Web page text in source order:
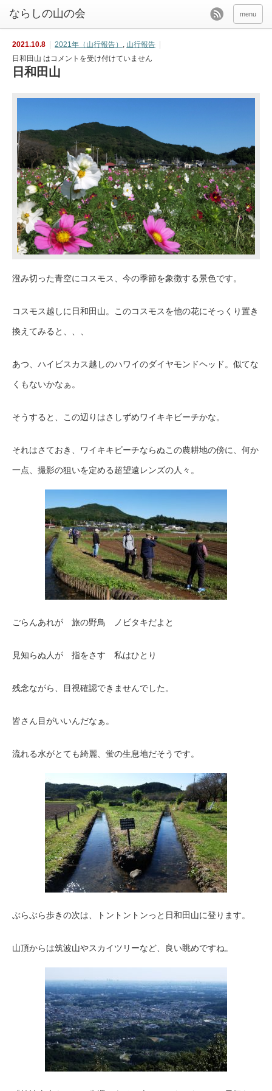
menu
2021.10.8 2021年（山行報告） , 山行報告
日和田山 はコメントを受け付けていません
日和田山
澄み切った青空にコスモス、今の季節を象徴する景色です。
コスモス越しに日和田山。このコスモスを他の花にそっくり置き
換えてみると、、、
あつ、ハイビスカス越しのハワイのダイヤモンドヘッド。似てな
くもないかなぁ。
そうすると、この辺りはさしずめワイキキビーチかな。
それはさておき、ワイキキビーチならぬこの農耕地の傍に、何か
一点、撮影の狙いを定める超望遠レンズの人々。
ごらんあれが 旅の野鳥 ノビタキだよと
見知らぬ人が 指をさす 私はひとり
残念ながら、目視確認できませんでした。
皆さん目がいいんだなぁ。
流れる水がとても綺麗、蛍の生息地だそうです。
ぶらぶら歩きの次は、トントントンっと日和田山に登ります。
山頂からは筑波山やスカイツリーなど、良い眺めですね。